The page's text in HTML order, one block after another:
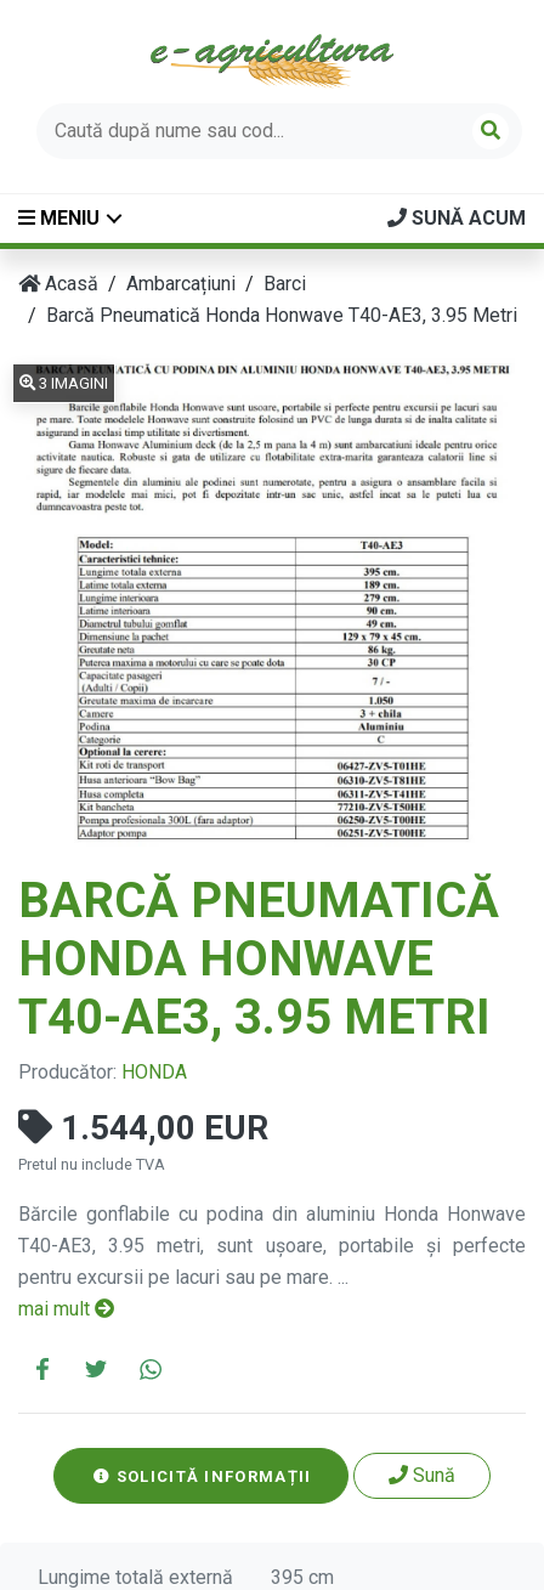
MENIU SUNĂ ACUM
Acasă Ambarcațiuni
Barci
Barcă Pneumatică Honda Honwave T40-AE3, 3.95 Metri
3 IMAGINI
BARCĂ PNEUMATICĂ
HONDA HONWAVE
T40-AE3, 3.95 METRI
Producător: HONDA
1.544,00 EUR
Pretul nu include TVA
Bărcile gonflabile cu podina din aluminiu Honda Honwave
T40-AE3, 3.95 metri, sunt uşoare, portabile şi perfecte
pentru excursii pe lacuri sau pe mare. ...
mai mult
SOLICITĂ INFORMAȚII Sună
Lungime totală externă
395 cm